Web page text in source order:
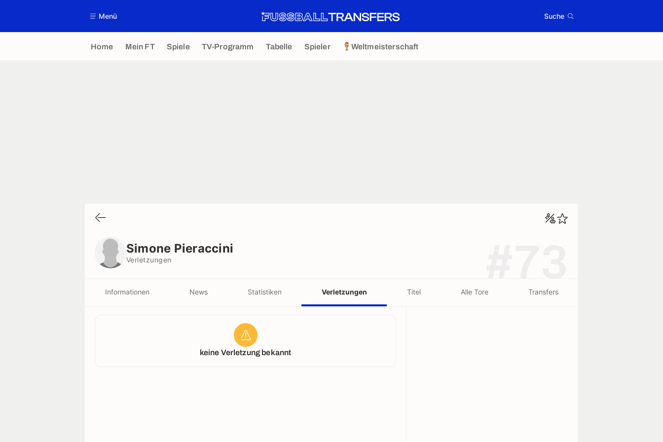
Menü Suche
Home Mein FT Spiele TV-Programm Tabelle Spieler Weltmeisterschaft
Simone Pieraccini
Verletzungen
Informationen News Statistiken Verletzungen Titel Alle Tore Transfers
keine Verletzung bekannt